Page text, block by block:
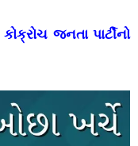
જનતા પાર્ટીનો